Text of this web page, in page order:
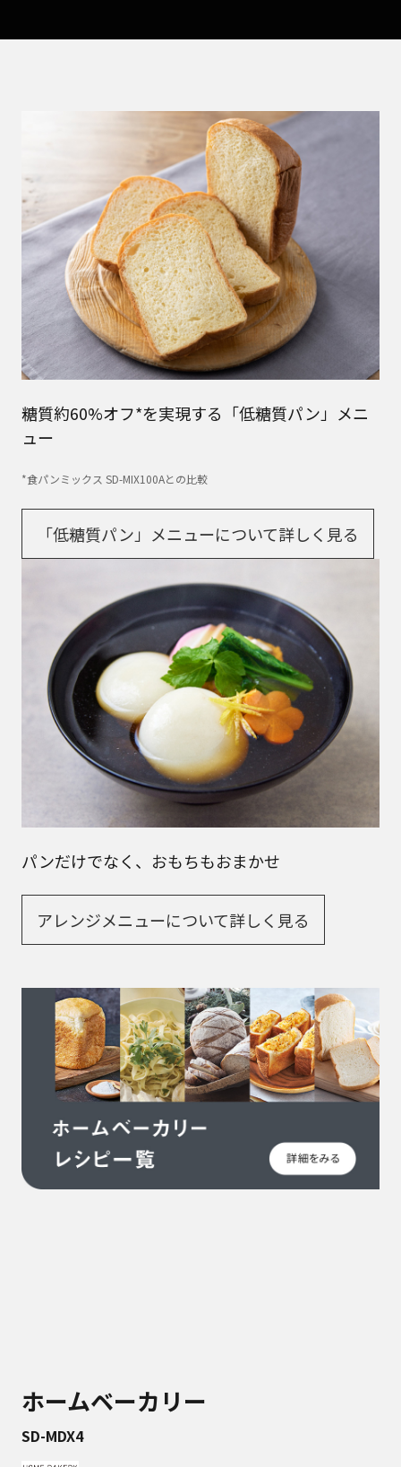
糖質約60%オフ*を実現する「低糖質パン」メニ
ュー
*食パンミックス SD-MIX100Aとの比較
「低糖質パン」メニューについて詳しく見る
パンだけでなく、おもちもおまかせ
アレンジメニューについて詳しく見る
ホームベーカリー
SD-MDX4